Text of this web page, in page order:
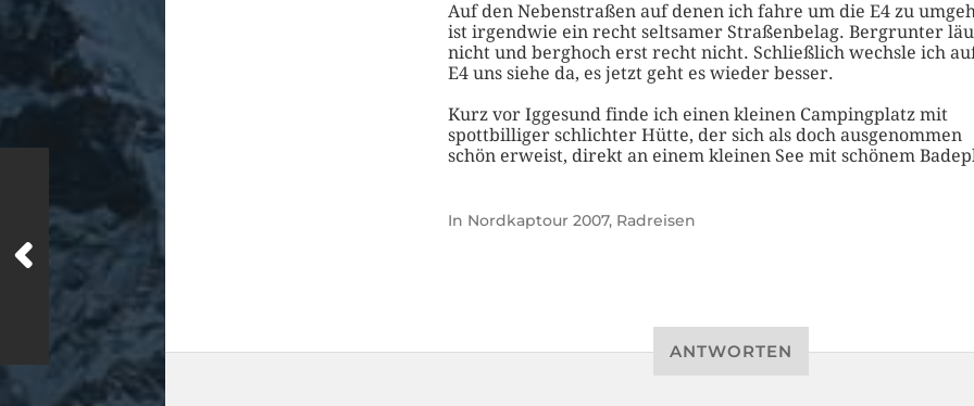
Auf den Nebenstraßen auf denen ich fahre um die E4 zu
ist irgendwie ein recht seltsamer Straßenbelag. Bergrunter
nicht und berghoch erst recht nicht. Schließlich wechsle ich
E4 uns siehe da, es jetzt geht es wieder besser.
Kurz vor Iggesund finde ich einen kleinen Campingplatz mit
spottbilliger schlichter Hütte, der sich als doch ausgenommen
schön erweist, direkt an einem kleinen See mit schönem
In Nordkaptour 2007, Radreisen
ANTWORTEN